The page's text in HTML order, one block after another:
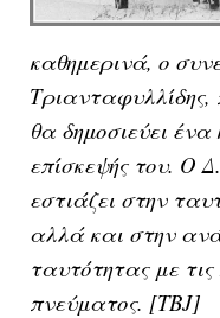
καθημερινά, ο
Τριανταφυλλίδης,
θα δημοσιεύει ένα
επίσκεψής του. Ο
εστιάζει στην
αλλά και στην
ταυτότητας με
πνεύματος. [ΤΒJ]